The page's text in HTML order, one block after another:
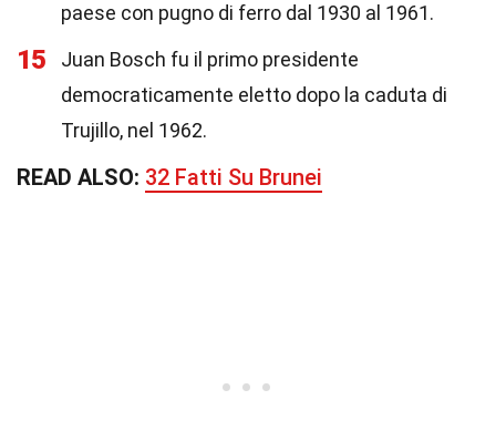
paese con pugno di ferro dal 1930 al 1961.
15
Juan Bosch fu il primo presidente
democraticamente eletto dopo la caduta di
Trujillo, nel 1962.
READ ALSO: 32 Fatti Su Brunei